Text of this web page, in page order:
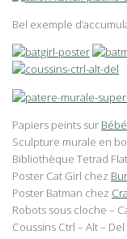
Bel exemple
Papiers peints sur
Sculpture murale en
Bibliothèque Tetrad
Poster Cat Girl chez
Poster Batman chez
Robots sous cloche –
Coussins Ctrl – Alt – Del